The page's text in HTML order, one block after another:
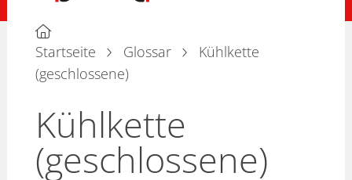
Startseite Glossar
Kühlkette
(geschlossene)
Kühlkette
(geschlossene)